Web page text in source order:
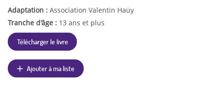
Adaptation : Association Valentin Haüy
Tranche d'âge : 13 ans et plus
Télécharger le livre
Ajouter à ma liste